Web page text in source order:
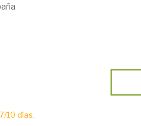
10 días.